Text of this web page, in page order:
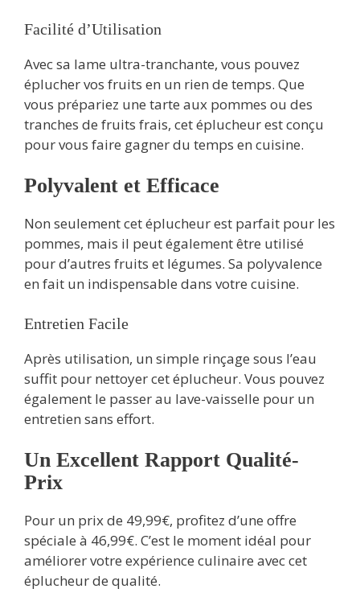
Facilité d’Utilisation
Avec sa lame ultra-tranchante, vous pouvez
éplucher vos fruits en un rien de temps. Que
vous prépariez une tarte aux pommes ou des
tranches de fruits frais, cet éplucheur est conçu
pour vous faire gagner du temps en cuisine.
Polyvalent et Efficace
Non seulement cet éplucheur est parfait pour les
pommes, mais il peut également être utilisé
pour d’autres fruits et légumes. Sa polyvalence
en fait un indispensable dans votre cuisine.
Entretien Facile
Après utilisation, un simple rinçage sous l’eau
suffit pour nettoyer cet éplucheur. Vous pouvez
également le passer au lave-vaisselle pour un
entretien sans effort.
Un Excellent Rapport Qualité-
Prix
Pour un prix de 49,99€, profitez d’une offre
spéciale à 46,99€. C’est le moment idéal pour
améliorer votre expérience culinaire avec cet
éplucheur de qualité.